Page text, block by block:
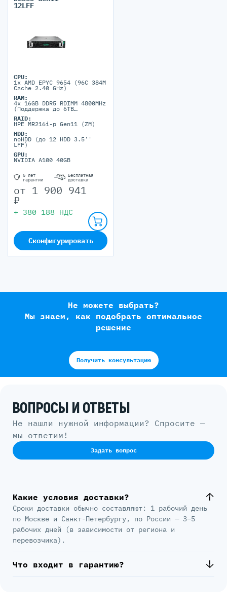
12LFF
CPU:
1x AMD EPYC 9654 (96C 384M
Cache 2.40 GHz)
RAM:
4x 16GB DDR5 RDIMM 4800MHz
(Поддержка до 6TB
максимально, 24 DIMM
портов)
RAID:
HPE MR216i-p Gen11 (ZM)
HDD:
noHDD (до 12 HDD 3.5''
LFF)
GPU:
NVIDIA A100 40GB
5 лет
гарантии
Бесплатная
доставка
от 1 900 941
₽
+ 380 188 НДС
Сконфигурировать
Не можете выбрать?
Мы знаем, как подобрать оптимальное
решение
Получить консультацию
ВОПРОСЫ И ОТВЕТЫ
Не нашли нужной информации? Спросите —
мы ответим!
Задать вопрос
Какие условия доставки?
Сроки доставки обычно составляют: 1 рабочий день
по Москве и Санкт-Петербургу, по России — 3–5
рабочих дней (в зависимости от региона и
перевозчика).
Что входит в гарантию?